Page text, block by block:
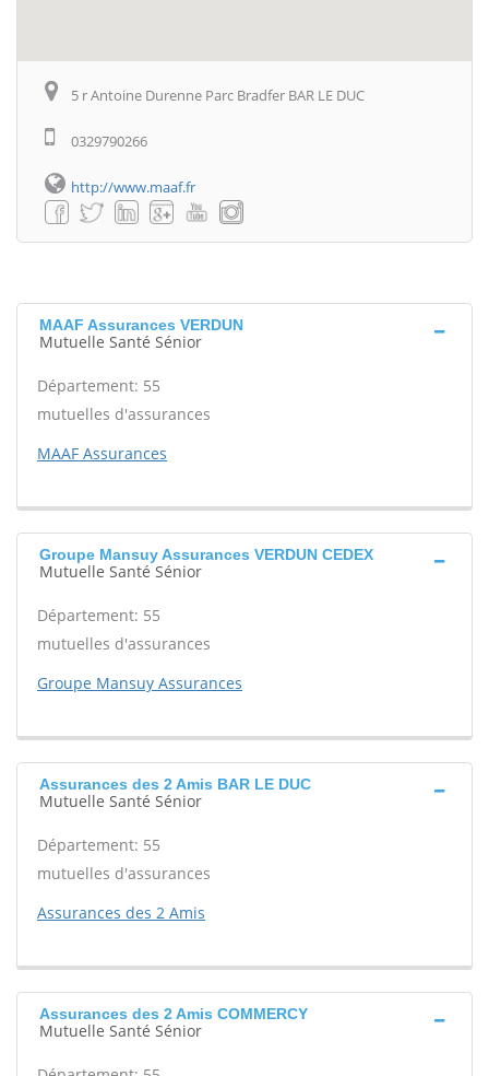
5 r Antoine Durenne Parc Bradfer BAR LE DUC
0329790266
http://www.maaf.fr
MAAF Assurances VERDUN
Mutuelle Santé Sénior
Département: 55
mutuelles d'assurances
MAAF Assurances
Groupe Mansuy Assurances VERDUN CEDEX
Mutuelle Santé Sénior
Département: 55
mutuelles d'assurances
Groupe Mansuy Assurances
Assurances des 2 Amis BAR LE DUC
Mutuelle Santé Sénior
Département: 55
mutuelles d'assurances
Assurances des 2 Amis
Assurances des 2 Amis COMMERCY
Mutuelle Santé Sénior